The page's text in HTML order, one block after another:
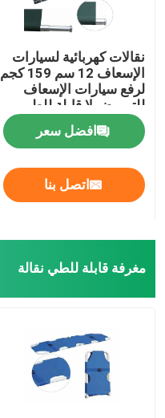
نقالات كهربائية لسيارات
الإسعاف 12 سم 159 كجم
لرفع سيارات الإسعاف
للتمريض لا قابلة للطي
افضل سعر
اتصل بنا
مغرفة قابلة للطي نقالة